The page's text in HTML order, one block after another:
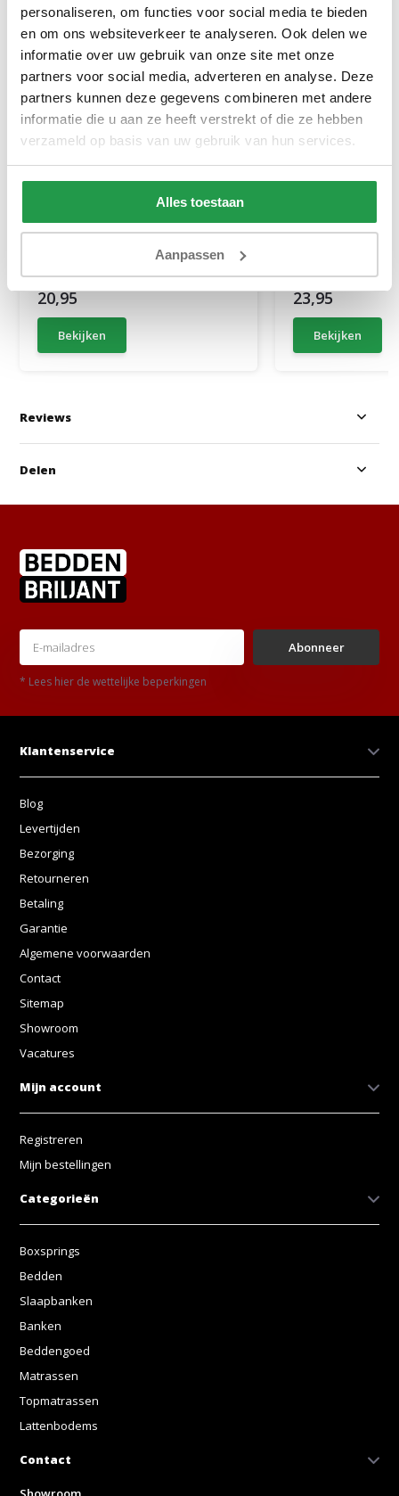
personaliseren, om functies voor social media te bieden
en om ons websiteverkeer te analyseren. Ook delen we
informatie over uw gebruik van onze site met onze
partners voor social media, adverteren en analyse. Deze
partners kunnen deze gegevens combineren met andere
informatie die u aan ze heeft verstrekt of die ze hebben
verzameld op basis van uw gebruik van hun services.
Alles toestaan
Aanpassen
20,95
Bekijken
23,95
Bekijken
Reviews
Delen
Abonneer
* Lees hier de wettelijke beperkingen
Klantenservice
Blog
Levertijden
Bezorging
Retourneren
Betaling
Garantie
Algemene voorwaarden
Contact
Sitemap
Showroom
Vacatures
Mijn account
Registreren
Mijn bestellingen
Categorieën
Boxsprings
Bedden
Slaapbanken
Banken
Beddengoed
Matrassen
Topmatrassen
Lattenbodems
Contact